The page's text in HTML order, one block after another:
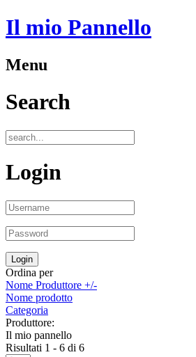
Il mio Pannello
Menu
Search
Login
Ordina per
Nome Produttore +/-
Nome prodotto
Categoria
Produttore:
Il mio pannello
Risultati 1 - 6 di 6